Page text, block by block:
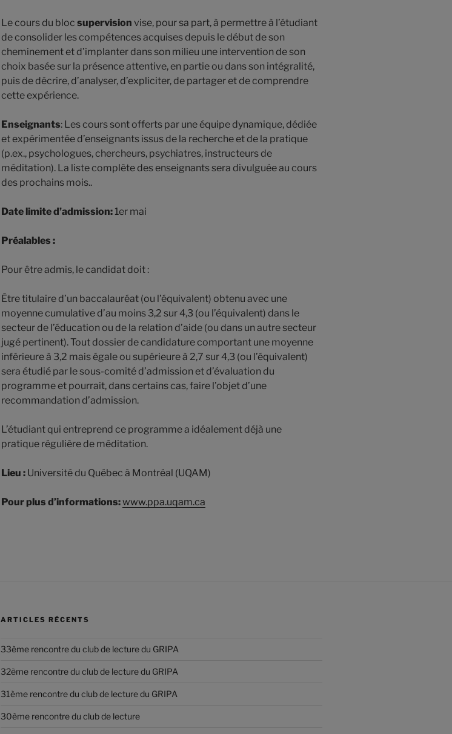
Le cours du bloc supervision vise, pour sa part, à permettre à l’étudiant
de consolider les compétences acquises depuis le début de son
cheminement et d’implanter dans son milieu une intervention de son
choix basée sur la présence attentive, en partie ou dans son intégralité,
puis de décrire, d’analyser, d’expliciter, de partager et de comprendre
cette expérience.
Enseignants: Les cours sont offerts par une équipe dynamique, dédiée
et expérimentée d’enseignants issus de la recherche et de la pratique
(p.ex., psychologues, chercheurs, psychiatres, instructeurs de
méditation). La liste complète des enseignants sera divulguée au cours
des prochains mois..
Date limite d’admission: 1er mai
Préalables :
Pour être admis, le candidat doit :
Être titulaire d’un baccalauréat (ou l’équivalent) obtenu avec une
moyenne cumulative d’au moins 3,2 sur 4,3 (ou l’équivalent) dans le
secteur de l’éducation ou de la relation d’aide (ou dans un autre secteur
jugé pertinent). Tout dossier de candidature comportant une moyenne
inférieure à 3,2 mais égale ou supérieure à 2,7 sur 4,3 (ou l’équivalent)
sera étudié par le sous-comité d’admission et d’évaluation du
programme et pourrait, dans certains cas, faire l’objet d’une
recommandation d’admission.
L’étudiant qui entreprend ce programme a idéalement déjà une
pratique régulière de méditation.
Lieu : Université du Québec à Montréal (UQAM)
Pour plus d’informations:www.ppa.uqam.ca
ARTICLES RÉCENTS
33ème rencontre du club de lecture du GRIPA
32ème rencontre du club de lecture du GRIPA
31ème rencontre du club de lecture du GRIPA
30ème rencontre du club de lecture